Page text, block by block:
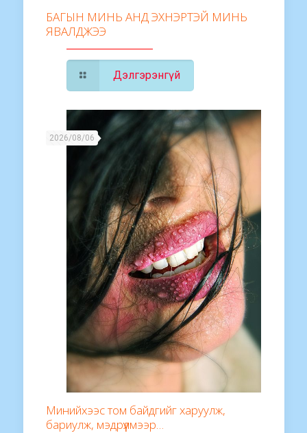
БАГЫН МИНЬ АНД ЭХНЭРТЭЙ МИНЬ
ЯВАЛДЖЭЭ
Дэлгэрэнгүй
2026/08/06
Минийхээс том байдгийг харуулж,
бариулж, мэдрүүлмээр…